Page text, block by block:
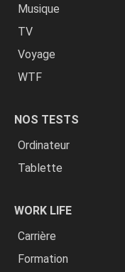
Musique
TV
Voyage
WTF
NOS TESTS
Ordinateur
Tablette
WORK LIFE
Carrière
Formation